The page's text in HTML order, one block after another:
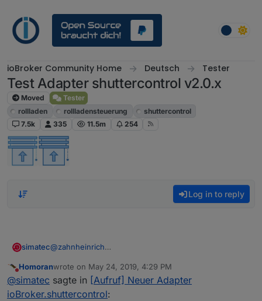
ioBroker Community Home Deutsch Tester
Test Adapter shuttercontrol v2.0.x
Moved
Tester
rollladen
rollladensteuerung
shuttercontrol
7.5k
335 11.5m 254
Log in to reply
simatec@zahnheinrich
nach davon umgesetzt bekomme.
Man kann sicher wahnsinnig viel machen, aber am
Ende scheitert es an der Userfreundlichkeit bei der
Also muss ich eine gesunde Mischung an Funktionen,
Konfigurationsmöglichkeiten und der Bedienbarkeit
hinbekommen
Do not disturb
Homoranwrote on May 24, 2019, 4:29 PM
last edited by
@simatec sagte in [Aufruf] Neuer Adapter
ioBroker.shuttercontrol: